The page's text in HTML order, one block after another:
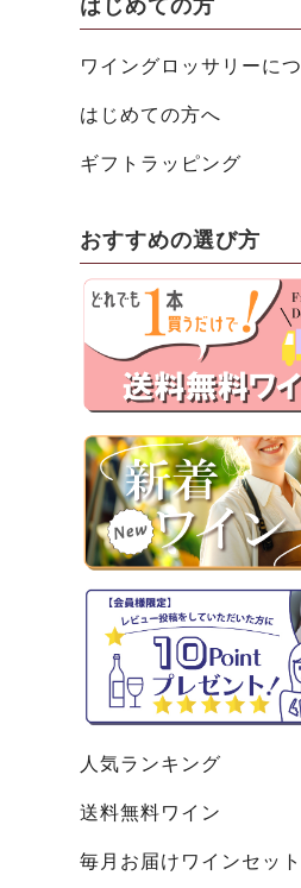
はじめての方
ワイングロッサリーに
はじめての方へ
ギフトラッピング
おすすめの選び方
人気ランキング
送料無料ワイン
毎月お届けワインセット